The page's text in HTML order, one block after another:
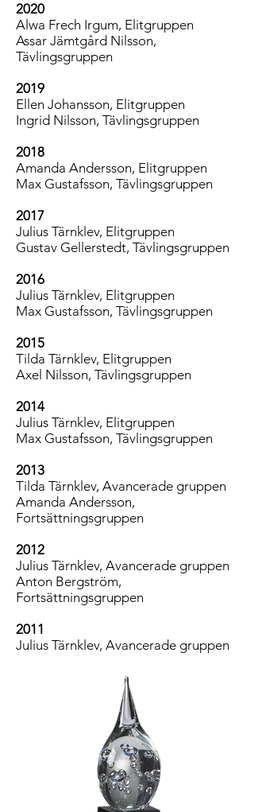
2020
Alwa Frech Irgum, Elitgruppen
Assar Jämtgård Nilsson,
Tävlingsgruppen
2019
Ellen Johansson, Elitgruppen
Ingrid Nilsson, Tävlingsgruppen
2018
Amanda Andersson, Elitgruppen
Max Gustafsson, Tävlingsgruppen
2017
Julius Tärnklev, Elitgruppen
Gustav Gellerstedt, Tävlingsgruppen
2016
Julius Tärnklev, Elitgruppen
Max Gustafsson, Tävlingsgruppen
2015
Tilda Tärnklev, Elitgruppen
Axel Nilsson, Tävlingsgruppen
2014
Julius Tärnklev, Elitgruppen
Max Gustafsson, Tävlingsgruppen
2013
Tilda Tärnklev, Avancerade gruppen
Amanda Andersson,
Fortsättningsgruppen
2012
Julius Tärnklev, Avancerade gruppen
Anton Bergström,
Fortsättningsgruppen
2011
Julius Tärnklev, Avancerade gruppen